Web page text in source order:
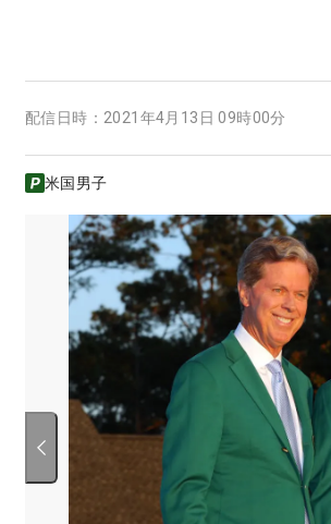
配信日時： 2021年4月13日 09時00分
米国男子